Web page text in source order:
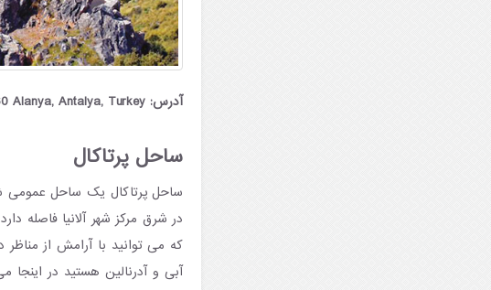
آدرس: Kızlar Pınarı, Atatürk Blv., 07460 Alanya, Antalya, Turkey
ساحل پرتاکال
در شرق مرکز شهر آلانیا فاصله
که می توانید با آرامش از مناظر
آبی و آدرنالین هستید در